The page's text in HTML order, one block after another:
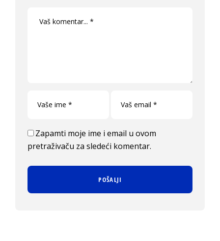
Zapamti moje ime i email u ovom
pretraživaču za sledeći komentar.